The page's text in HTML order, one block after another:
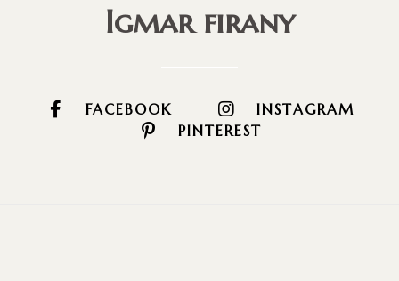
Igmar firany
FACEBOOK
INSTAGRAM
PINTEREST